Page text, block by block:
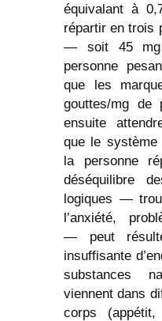
équivalant à
répartir en trois
— soit 45 mg
personne
que les
gouttes/mg de
ensuite
que le système
la personne
déséquilibre
logiques —
l’anxiété,
— peut
insuffisante
substances
viennent dans
corps (appétit,